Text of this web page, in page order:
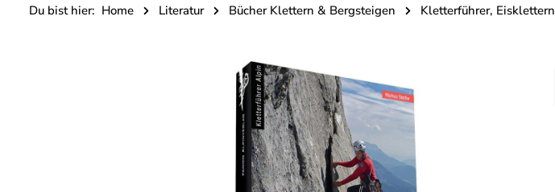
Du bist hier: Home Literatur Bücher Klettern & Bergsteigen Kletterführer, Eisklettern